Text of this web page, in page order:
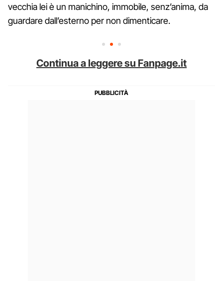
vecchia lei è un manichino, immobile, senz’anima, da
guardare dall’esterno per non dimenticare.
Continua a leggere su Fanpage.it